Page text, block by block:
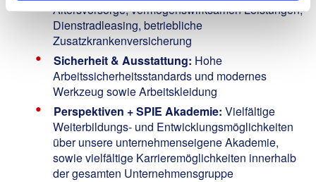
Altersvorsorge, vermögenswirksamen Leistungen,
Dienstradleasing, betriebliche
Zusatzkrankenversicherung
Sicherheit & Ausstattung: Hohe
Arbeitssicherheitsstandards und modernes
Werkzeug sowie Arbeitskleidung
Perspektiven + SPIE Akademie: Vielfältige
Weiterbildungs- und Entwicklungsmöglichkeiten
über unsere unternehmenseigene Akademie,
sowie vielfältige Karrieremöglichkeiten innerhalb
der gesamten Unternehmensgruppe